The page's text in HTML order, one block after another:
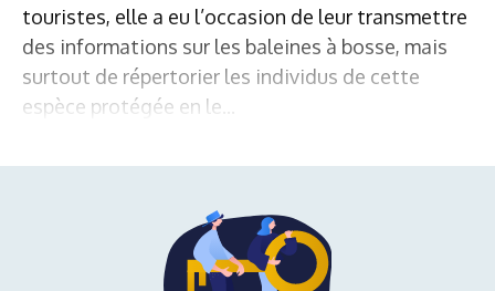
touristes, elle a eu l’occasion de leur transmettre
des informations sur les baleines à bosse, mais
surtout de répertorier les individus de cette
espèce protégée en le...